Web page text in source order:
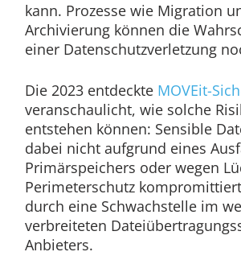
kann. Prozesse wie Migration
Archivierung können die
einer Datenschutzverletzung
Die 2023 entdeckte MOVEit-
veranschaulicht, wie solche
entstehen können: Sensible
dabei nicht aufgrund eines
Primärspeichers oder wegen
Perimeterschutz
durch eine Schwachstelle im
verbreiteten
Anbieters.